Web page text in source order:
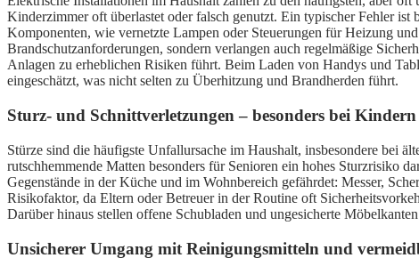
Kinderzimmer oft überlastet oder falsch genutzt. Ein typischer Fehler ist
Komponenten, wie vernetzte Lampen oder Steuerungen für Heizung
Brandschutzanforderungen, sondern verlangen auch regelmäßige
Anlagen zu erheblichen Risiken führt. Beim Laden von Handys und
eingeschätzt, was nicht selten zu Überhitzung und Brandherden führt.
Sturz- und Schnittverletzungen – besonders bei
Stürze sind die häufigste Unfallursache im Haushalt, insbesondere bei
rutschhemmende Matten besonders für Senioren ein hohes Sturzrisiko
Gegenstände in der Küche und im Wohnbereich gefährdet: Messer,
Risikofaktor, da Eltern oder Betreuer in der Routine oft
Darüber hinaus stellen offene Schubladen und ungesicherte
Unsicherer Umgang mit Reinigungsmitteln und